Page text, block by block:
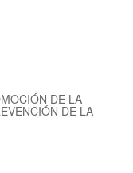
DE LA
DE LA